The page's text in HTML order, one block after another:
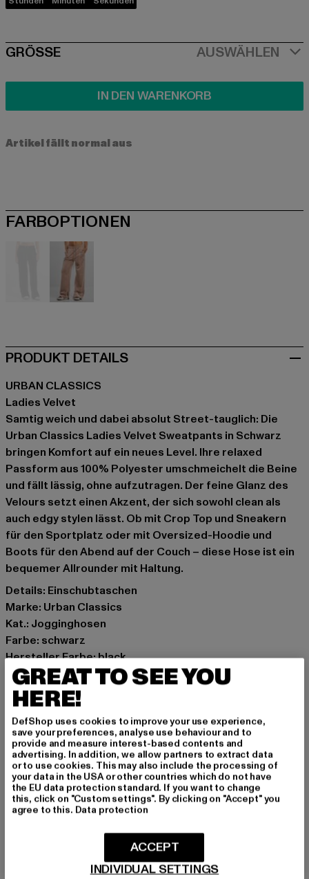
SIZE
GRÖSSE AUSWÄHLEN
IN DEN WARENKORB
Artikel fällt normal aus
FARBOPTIONEN
PRODUKT DETAILS
URBAN CLASSICS
Ladies Velvet
Samtig weich und dabei absolut Street-tauglich: Die
Urban Classics Ladies Velvet Sweatpants in Schwarz
bringen Komfort auf ein neues Level. Ihre relaxed
Passform aus 100% Polyester umschmeichelt die Beine
und fällt lässig, ohne aufzutragen. Der feine Glanz des
Velours setzt einen Akzent, der sich sowohl clean als
auch edgy stylen lässt. Ob mit Crop Top und Sneakern
für den Sportplatz oder mit Oversized-Hoodie und
Boots für den Abend auf der Couch – diese Hose ist ein
bequemer Allrounder mit Haltung.
Details: Einschubtaschen
Marke: Urban Classics
Kat.: Jogginghosen
Farbe: schwarz
Hersteller Farbe: black
Materialzusammensetzung: 100% Polyester
Art.Nr: TB7114-00007
Hersteller: TB International GmbH |info@tbint.de
Dr.-Robert-Murjahn-Straße 7 | 64372 Ober-Ramstadt |
DE
GRÖSSE & PASSFORM
PFLEGEHINWEISE
LIEFERUNG & RÜCKGABE
GREAT TO SEE YOU
HERE!
DefShop uses cookies to improve your use experience,
save your preferences, analyse use behaviour and to
provide and measure interest-based contents and
advertising. In addition, we allow partners to extract data
or to use cookies. This may also include the processing of
your data in the USA or other countries which do not have
the EU data protection standard. If you want to change
this, click on "Custom settings". By clicking on "Accept" you
agree to this. Data protection
INDIVIDUAL SETTINGS
ACCEPT